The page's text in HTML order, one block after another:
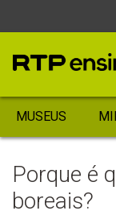
MUSEUS
Porque é
boreais?